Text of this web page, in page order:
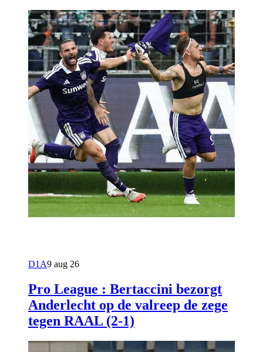
D1A9 aug 26
Pro League : Bertaccini bezorgt
Anderlecht op de valreep de zege
tegen RAAL (2-1)